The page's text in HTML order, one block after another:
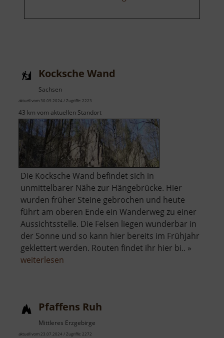
Kocksche Wand
Sachsen
aktuell vom 30.09.2024 / Zugriffe: 2223
43 km vom aktuellen Standort
Die Kocksche Wand befindet sich in
unmittelbarer Nähe zur Hängebrücke. Hier
wurden früher Steine gebrochen und heute
führt am oberen Ende ein Wanderweg zu einer
Aussichtsstelle. Die Felsen liegen wunderbar in
der Sonne und so kann hier bereits im Frühjahr
geklettert werden. Routen findet ihr hier bi.. »
weiterlesen
Pfaffens Ruh
Mittleres Erzgebirge
aktuell vom 23.07.2024 / Zugriffe: 2272